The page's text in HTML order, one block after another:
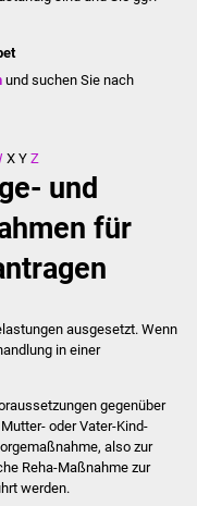
und suchen Sie nach
X Y Z
und
für
ausgesetzt. Wenn
in einer
gegenüber
oder Vater-Kind-
also zur
Reha-Maßnahme zur
werden.